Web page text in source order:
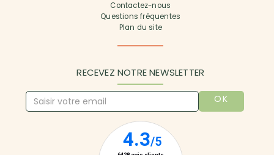
Contactez-nous
Questions fréquentes
Plan du site
RECEVEZ NOTRE NEWSLETTER
OK